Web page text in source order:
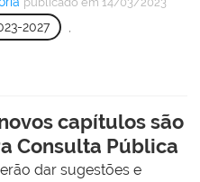
2027
capítulos são
Consulta Pública
dar sugestões e